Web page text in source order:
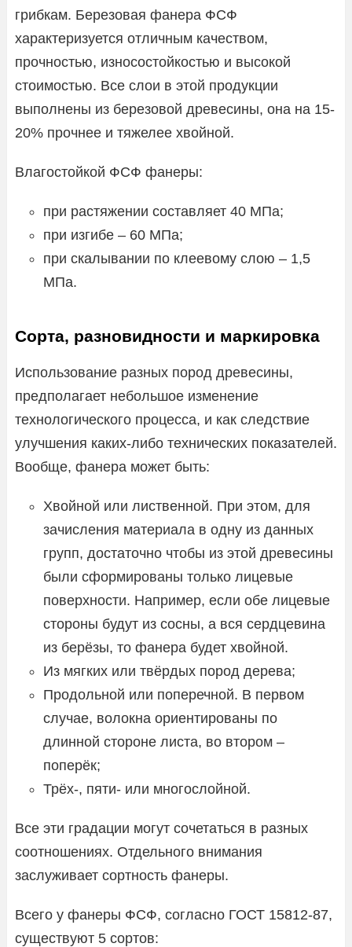
грибкам. Березовая фанера ФСФ
характеризуется отличным качеством,
прочностью, износостойкостью и высокой
стоимостью. Все слои в этой продукции
выполнены из березовой древесины, она на 15-
20% прочнее и тяжелее хвойной.
Влагостойкой ФСФ фанеры:
при растяжении составляет 40 МПа;
при изгибе – 60 МПа;
при скалывании по клеевому слою – 1,5
МПа.
Сорта, разновидности и маркировка
Использование разных пород древесины,
предполагает небольшое изменение
технологического процесса, и как следствие
улучшения каких-либо технических показателей.
Вообще, фанера может быть:
Хвойной или лиственной. При этом, для
зачисления материала в одну из данных
групп, достаточно чтобы из этой древесины
были сформированы только лицевые
поверхности. Например, если обе лицевые
стороны будут из сосны, а вся сердцевина
из берёзы, то фанера будет хвойной.
Из мягких или твёрдых пород дерева;
Продольной или поперечной. В первом
случае, волокна ориентированы по
длинной стороне листа, во втором –
поперёк;
Трёх-, пяти- или многослойной.
Все эти градации могут сочетаться в разных
соотношениях. Отдельного внимания
заслуживает сортность фанеры.
Всего у фанеры ФСФ, согласно ГОСТ 15812-87,
существуют 5 сортов: